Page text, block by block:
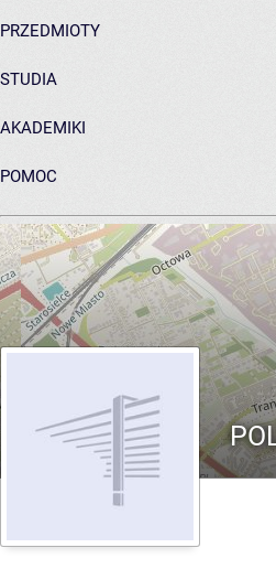
PRZEDMIOTY
STUDIA
AKADEMIKI
POMOC
ARCHIWUM PRAC DYPLOMOWYCH